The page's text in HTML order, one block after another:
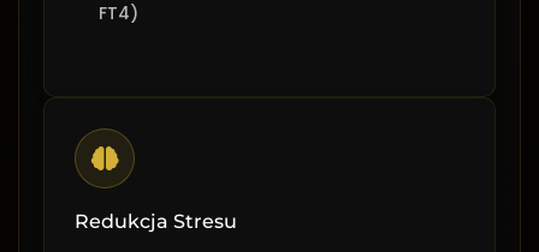
FT4)
Redukcja Stresu